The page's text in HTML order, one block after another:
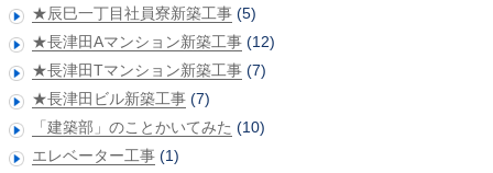
★辰巳一丁目社員寮新築工事 (5)
★長津田Aマンション新築工事 (12)
★長津田Tマンション新築工事 (7)
★長津田ビル新築工事 (7)
「建築部」のことかいてみた (10)
エレベーター工事 (1)